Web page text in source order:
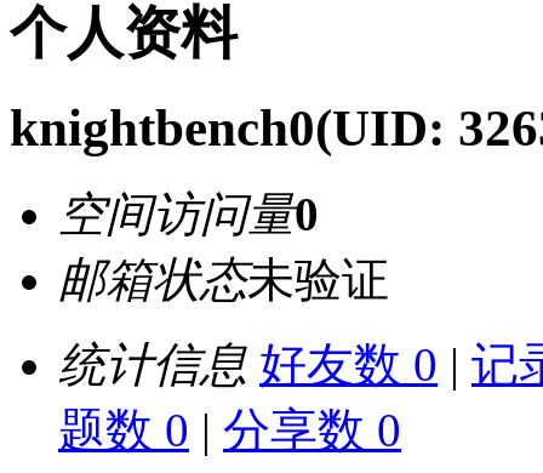
个人资料
knightbench0(UID:
空间访问量0
邮箱状态未验证
统计信息 好友数 0 | 记
题数 0 | 分享数 0